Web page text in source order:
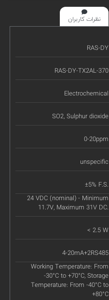
نظرات کاربران
RAS-DY
RAS-DY-TX2AL-370
Electrochemical
SO2, Sulphur dioxide
0-20ppm
unspecific
±5% F.S.
24 VDC (nominal) - Minimum
11.7V, Maximum 31V DC.
< 2.5 W
4-20mA+2RS485
Working Temperature: From
-30°C to +70°C, Storage
Temperature: From -40°C to
+80°C